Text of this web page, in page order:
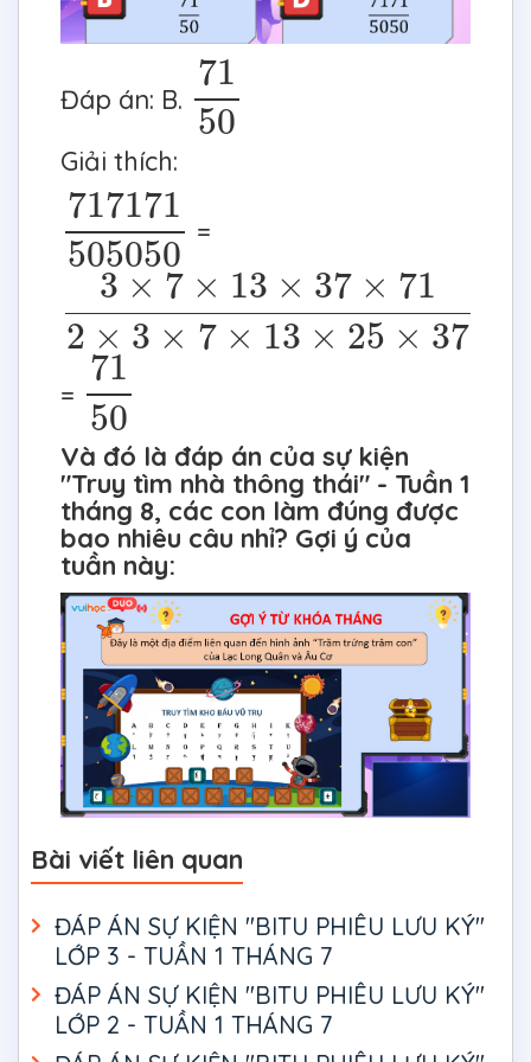
Đáp án: B.
71
50
7150
Giải thích:
717171
505050
717 171505
=
3 × 7 × 13 × 37 × 71
2 × 3 × 7 × 13 × 25 × 37
3×7×13×37× 71 2 ×3 ×7 × 13 ×25× 37
=
71
50
7150
Và đó là đáp án của sự kiện
"Truy tìm nhà thông thái" - Tuần 1
tháng 8, các con làm đúng được
bao nhiêu câu nhỉ? Gợi ý của
tuần này:
Bài viết liên quan
ĐÁP ÁN SỰ KIỆN "BITU PHIÊU LƯU KÝ"
LỚP 3 - TUẦN 1 THÁNG 7
ĐÁP ÁN SỰ KIỆN "BITU PHIÊU LƯU KÝ"
LỚP 2 - TUẦN 1 THÁNG 7